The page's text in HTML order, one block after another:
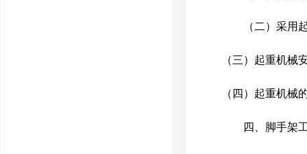
（二）采用起
（三）起重机械
（四）起重机械
四、脚手架